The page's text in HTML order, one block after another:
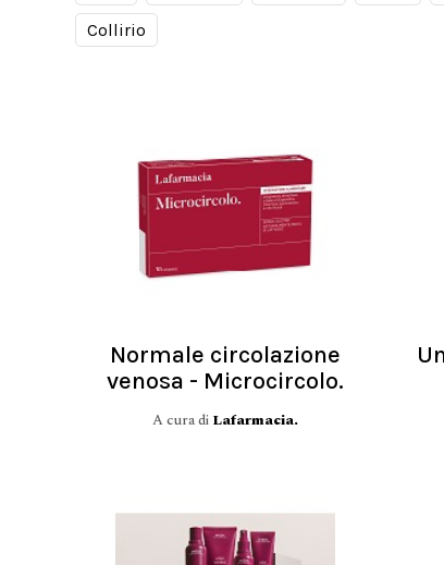
Collirio
Normale circolazione
venosa - Microcircolo.
A cura di Lafarmacia.